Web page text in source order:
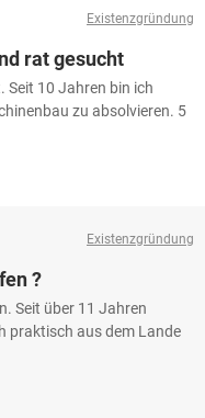
Existenzgründung
rat gesucht
Seit 10 Jahren bin ich
zu absolvieren. 5
Existenzgründung
?
Seit über 11 Jahren
praktisch aus dem Lande